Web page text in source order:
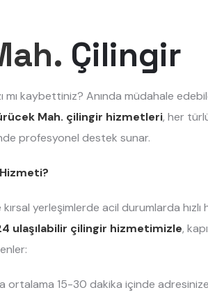
Çilingir
mı kaybettiniz? Anında müdahale
Mah. çilingir hizmetleri, her
profesyonel destek sunar.
yerleşimlerde acil durumlarda
ulaşılabilir çilingir hizmetimizle,
ortalama 15-30 dakika içinde adresinize